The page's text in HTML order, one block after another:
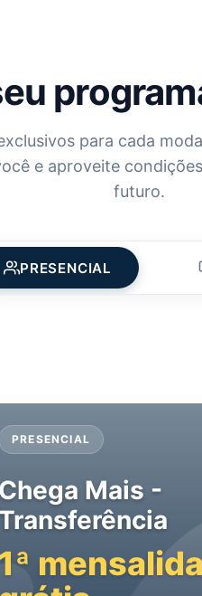
para cada
e aproveite
futuro.
PRESENCIAL
PRESENCIAL
Chega Mais -
Transferência
1ª